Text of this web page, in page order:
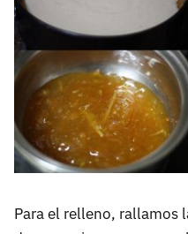
Para el relleno, rallamos